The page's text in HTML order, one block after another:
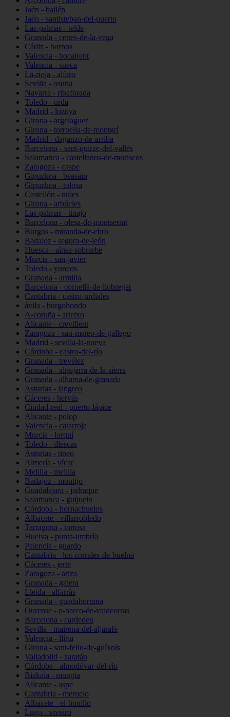
Jaén - bailén
Jaén - santisteban-del-puerto
Las-palmas - telde
Granada - cenes-de-la-vega
Cádiz - bornos
Valencia - bocairent
Valencia - sueca
La-rioja - alfaro
Sevilla - osuna
Navarra - ribaforada
Toledo - urda
Madrid - lozoya
Girona - argelaguer
Girona - torroella-de-montgrí
Madrid - daganzo-de-arriba
Barcelona - sant-quirze-del-vallès
Salamanca - castellanos-de-moriscos
Zaragoza - caspe
Gipuzkoa - beasain
Gipuzkoa - tolosa
Castellón - nules
Girona - arbúcies
Las-palmas - tinajo
Barcelona - olesa-de-montserrat
Burgos - miranda-de-ebro
Badajoz - segura-de-león
Huesca - aínsa-sobrarbe
Murcia - san-javier
Toledo - yuncos
Granada - armilla
Barcelona - cornellà-de-llobregat
Cantabria - castro-urdiales
ávila - burgohondo
A-coruña - arteixo
Alicante - crevillent
Zaragoza - san-mateo-de-gállego
Madrid - sevilla-la-nueva
Córdoba - castro-del-río
Granada - trevélez
Granada - alpujarra-de-la-sierra
Granada - alhama-de-granada
Asturias - langreo
Cáceres - hervás
Ciudad-real - puerto-lápice
Alicante - polop
Valencia - catarroja
Murcia - lorquí
Toledo - illescas
Asturias - tineo
Almería - vícar
Melilla - melilla
Badajoz - montijo
Guadalajara - jadraque
Salamanca - guijuelo
Córdoba - hornachuelos
Albacete - villarrobledo
Tarragona - tortosa
Huelva - punta-umbría
Palencia - guardo
Cantabria - los-corrales-de-buelna
Cáceres - jerte
Zaragoza - ariza
Granada - galera
Lleida - alfarràs
Granada - guadahortuna
Ourense - o-barco-de-valdeorras
Barcelona - cardedeu
Sevilla - mairena-del-aljarafe
Valencia - llíria
Girona - sant-feliu-de-guíxols
Valladolid - zaratán
Córdoba - almodóvar-del-río
Bizkaia - mungia
Alicante - aspe
Cantabria - meruelo
Albacete - el-bonillo
Lugo - viveiro